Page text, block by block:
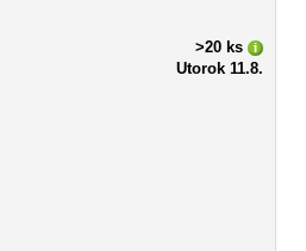
>20 ks
Utorok 11.8.